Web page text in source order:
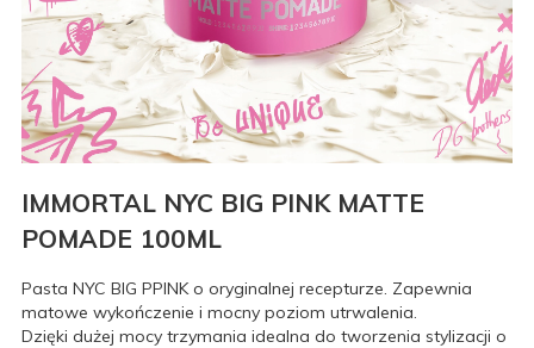
IMMORTAL NYC BIG PINK MATTE
POMADE 100ML
Pasta NYC BIG PPINK o oryginalnej recepturze. Zapewnia
matowe wykończenie i mocny poziom utrwalenia.
Dzięki dużej mocy trzymania idealna do tworzenia stylizacji o